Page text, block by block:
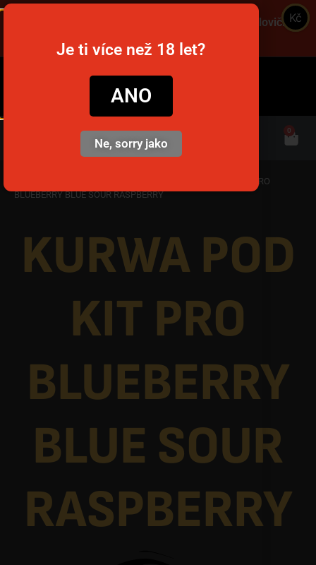
Objednajte cez víkend a získajte dopravu za polovičnú
snusim.to
0
/ KURWA POD KIT PRO
BLUEBERRY BLUE SOUR RASPBERRY
KURWA POD
KIT PRO
BLUEBERRY
BLUE SOUR
RASPBERRY
Kč
Je ti více než 18 let?
ANO
Ne, sorry jako